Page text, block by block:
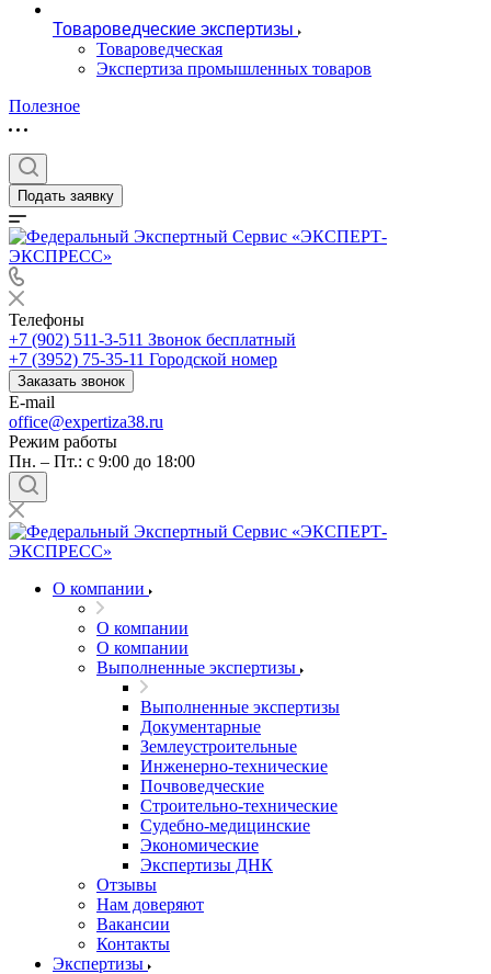
Товароведческие экспертизы
Товароведческая
Экспертиза промышленных товаров
Полезное
Подать заявку
Телефоны
+7 (902) 511-3-511 Звонок бесплатный
+7 (3952) 75-35-11 Городской номер
Заказать звонок
E-mail
office@expertiza38.ru
Режим работы
Пн. – Пт.: с 9:00 до 18:00
О компании
О компании
О компании
Выполненные экспертизы
Выполненные экспертизы
Документарные
Землеустроительные
Инженерно-технические
Почвоведческие
Строительно-технические
Судебно-медицинские
Экономические
Экспертизы ДНК
Отзывы
Нам доверяют
Вакансии
Контакты
Экспертизы